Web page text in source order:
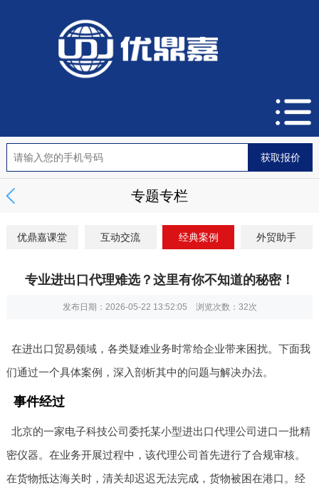
专题专栏
优鼎嘉课堂 互动交流 经典案例 外贸助手
专业进出口代理难选？这里有你不知道的秘密！
发布日期：2026-05-22 13:52:05 浏览次数： 32次
在进出口贸易领域，各类疑难业务时常给企业带来困扰。下面我
们通过一个具体案例，深入剖析其中的问题与解决办法。
事件经过
北京的一家电子科技公司委托某小型进出口代理公司进口一批精
密仪器。在业务开展过程中，该代理公司首先进行了合规审核。
在货物抵达海关时，清关却迟迟无法完成，货物被困在港口。经